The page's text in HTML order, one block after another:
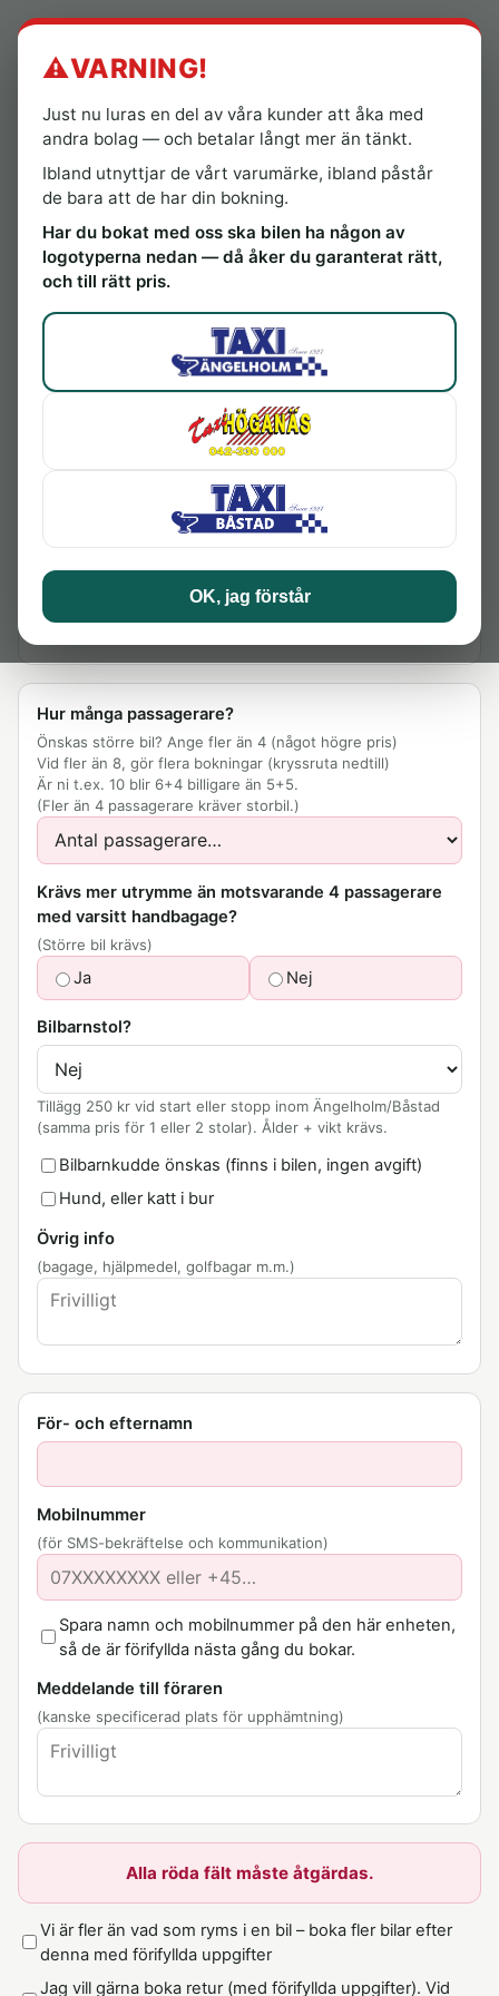
⚠️VARNING!
Just nu luras en del av våra kunder att åka med
andra bolag — och betalar långt mer än tänkt.
Ibland utnyttjar de vårt varumärke, ibland påstår
de bara att de har din bokning.
Har du bokat med oss ska bilen ha någon av
logotyperna nedan — då åker du garanterat rätt,
och till rätt pris.
OK, jag förstår
Boka din taxi här(du kan också ringa0431-17 17 0
Spara som app med förifylld information — snabbare nästa gång.
hur
Var vill du bli upphämtad?
Vart vill du åka?
Datum
Tid
Hur många passagerare?
Önskas större bil? Ange fler än 4 (något högre pris)
Vid fler än 8, gör flera bokningar (kryssruta nedtill)
Är ni t.ex. 10 blir 6+4 billigare än 5+5.
(Fler än 4 passagerare kräver storbil.)
Krävs mer utrymme än motsvarande 4 passagerare
med varsitt handbagage?
(Större bil krävs)
Ja Nej
Bilbarnstol?
Tillägg 250 kr vid start eller stopp inom Ängelholm/Båstad
(samma pris för 1 eller 2 stolar). Ålder + vikt krävs.
Bilbarnkudde önskas (finns i bilen, ingen avgift)
Hund, eller katt i bur
Övrig info
(bagage, hjälpmedel, golfbagar m.m.)
För- och efternamn
Mobilnummer
(för SMS-bekräftelse och kommunikation)
Spara namn och mobilnummer på den här enheten,
så de är förifyllda nästa gång du bokar.
Meddelande till föraren
(kanske specificerad plats för upphämtning)
Alla röda fält måste åtgärdas.
Vi är fler än vad som ryms i en bil – boka fler bilar efter
denna med förifyllda uppgifter
Jag vill gärna boka retur (med förifyllda uppgifter). Vid